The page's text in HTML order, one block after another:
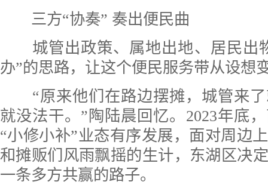
三方“协奏” 奏出便民曲
城管出政策、属地出地、居民
办”的思路，让这个便民服务带从设想
“原来他们在路边摆摊，城管来
就没法干。”陶陆晨回忆。2023年底
“小修小补”业态有序发展，面对周边
和摊贩们风雨飘摇的生计，东湖区决
一条多方共赢的路子。